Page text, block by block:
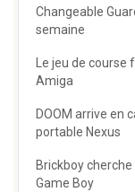
Changeable
semaine
Le jeu de course
Amiga
DOOM arrive en
portable Nexus
Brickboy
Game Boy